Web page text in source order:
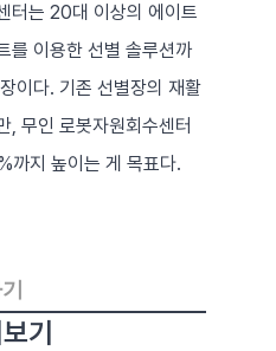
터는 20대 이상의 에이트
를 이용한 선별 솔루션까
이다. 기존 선별장의 재활
무인 로봇자원회수센터
까지 높이는 게 목표다.
기